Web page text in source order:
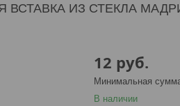
ВСТАВКА ИЗ СТЕКЛА
12 руб.
Минимальная
В наличии